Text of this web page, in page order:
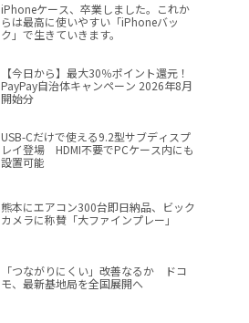
iPhoneケース、卒業しました。これか
らは最高に使いやすい「iPhoneバッ
ク」で生きていきます。
【今日から】最大30％ポイント還元！
PayPay自治体キャンペーン 2026年8月
開始分
USB-Cだけで使える9.2型サブディスプ
レイ登場 HDMI不要でPCケース内にも
設置可能
熊本にエアコン300台即日納品、ビック
カメラに称賛「大ファインプレー」
「つながりにくい」改善なるか ドコ
モ、最新基地局を全国展開へ